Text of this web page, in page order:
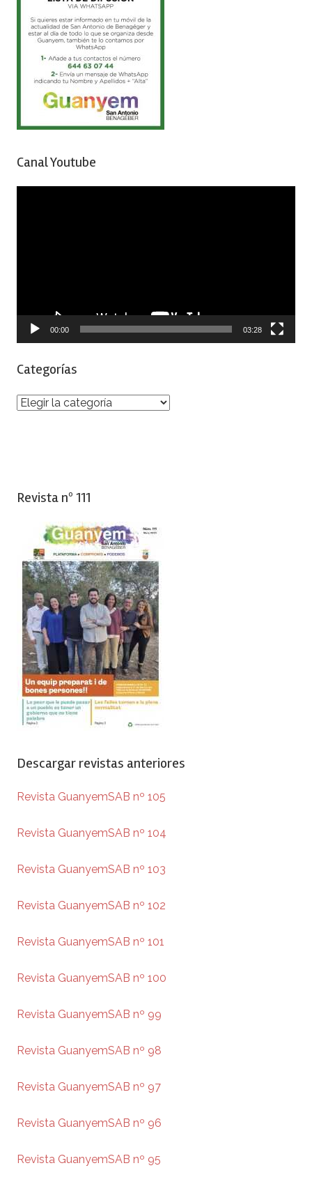
Canal Youtube
00:00 03:28
Categorías
Categorías
Revista nº 111
Descargar revistas anteriores
Revista GuanyemSAB nº 105
Revista GuanyemSAB nº 104
Revista GuanyemSAB nº 103
Revista GuanyemSAB nº 102
Revista GuanyemSAB nº 101
Revista GuanyemSAB nº 100
Revista GuanyemSAB nº 99
Revista GuanyemSAB nº 98
Revista GuanyemSAB nº 97
Revista GuanyemSAB nº 96
Revista GuanyemSAB nº 95